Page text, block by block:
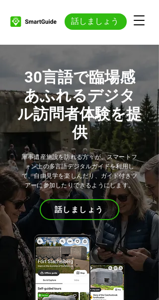
話しましょう
30言語で臨場感
あふれるデジタ
ル訪問者体験を提
供
軍事遺産施設を訪れる方々が、スマートフ
ォン上の多言語デジタルガイドを利用し
て、自由見学を楽しんだり、ガイド付きツ
アーに参加したりできるようにします。
話しましょう